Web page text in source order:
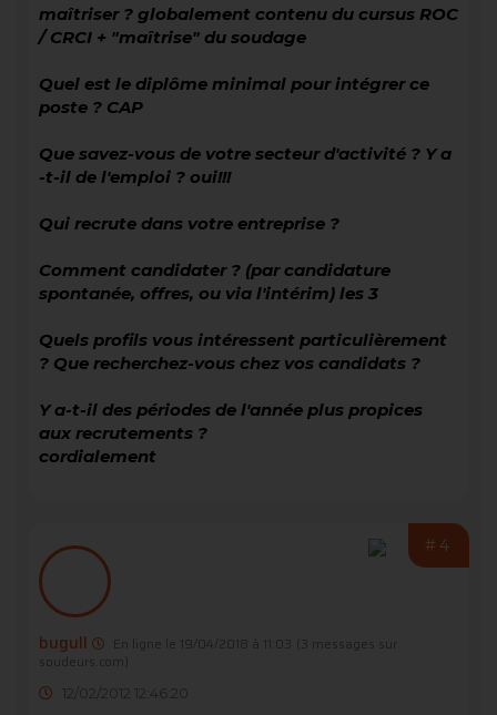
maîtriser ? globalement contenu du cursus ROC
/ CRCI + "maîtrise" du soudage
Quel est le diplôme minimal pour intégrer ce
poste ? CAP
Que savez-vous de votre secteur d'activité ? Y a
-t-il de l'emploi ? oui!!!
Qui recrute dans votre entreprise ?
Comment candidater ? (par candidature
spontanée, offres, ou via l'intérim) les 3
Quels profils vous intéressent particulièrement
? Que recherchez-vous chez vos candidats ?
Y a-t-il des périodes de l'année plus propices
aux recrutements ?
cordialement
#4
bugull En ligne le 19/04/2018 à 11:03
(3 messages sur
soudeurs.com)
12/02/2012 12:46:20